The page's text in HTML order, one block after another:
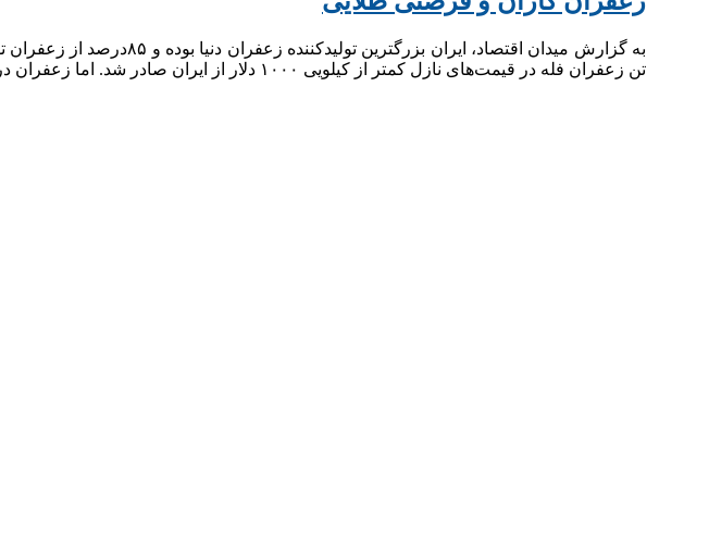
تن زعفران فله در قیمت‌های نازل کمتر از کیلویی ۱۰۰۰ دلار از ایران صادر شد. اما زعفران در اروپایی بسته‌بندی شده در بازارهای خرده فروشی هر کیلو حدود ۶ هزار دلار…